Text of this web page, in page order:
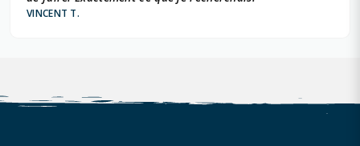
VINCENT T.